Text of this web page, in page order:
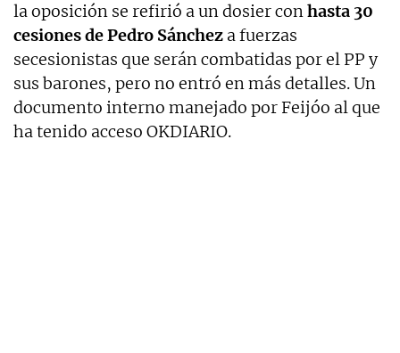
la oposición se refirió a un dosier conhasta 30
cesiones de Pedro Sánchez a fuerzas
secesionistas que serán combatidas por el PP y
sus barones, pero no entró en más detalles. Un
documento interno manejado por Feijóo al que
ha tenido acceso OKDIARIO.